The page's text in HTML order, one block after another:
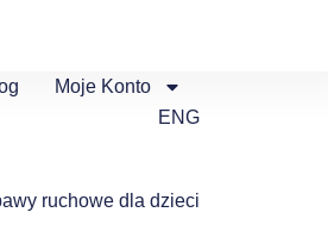
Moje Konto
ENG
ruchowe dla dzieci